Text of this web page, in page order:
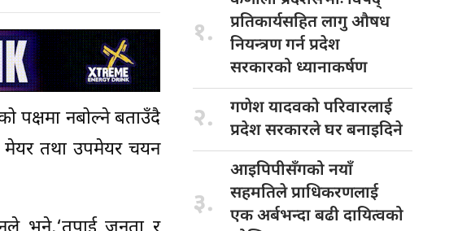
पक्षमा नबोल्ने बताउँदै
मेयर तथा उपमेयर चयन
१.
प्रतिकार्यसहित लागु औषध
नियन्त्रण गर्न प्रदेश
सरकारको ध्यानाकर्षण
२. गणेश यादवकोपरिवारलाई
प्रदेश सरकारले घर बनाइदिने
३.
आइपिपीसँगको नयाँ
सहमतिले प्राधिकरणलाई
एक अर्बभन्दा बढी दायित्वको